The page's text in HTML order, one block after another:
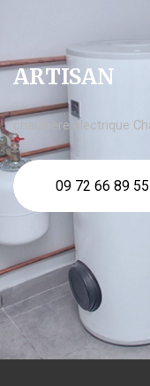
ARTISAN
chaudière électrique
09 72 66 89 55